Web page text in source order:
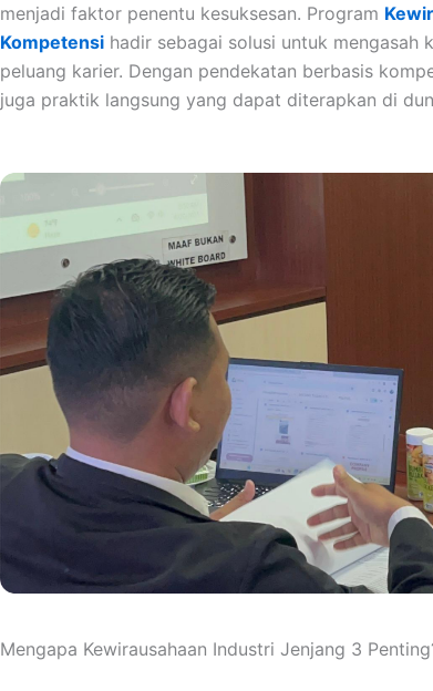
menjadi faktor penentu kesuksesan. Program
Kompetensi hadir sebagai solusi untuk mengasah
peluang karier. Dengan pendekatan berbasis
juga praktik langsung yang dapat diterapkan di
Mengapa Kewirausahaan Industri Jenjang 3